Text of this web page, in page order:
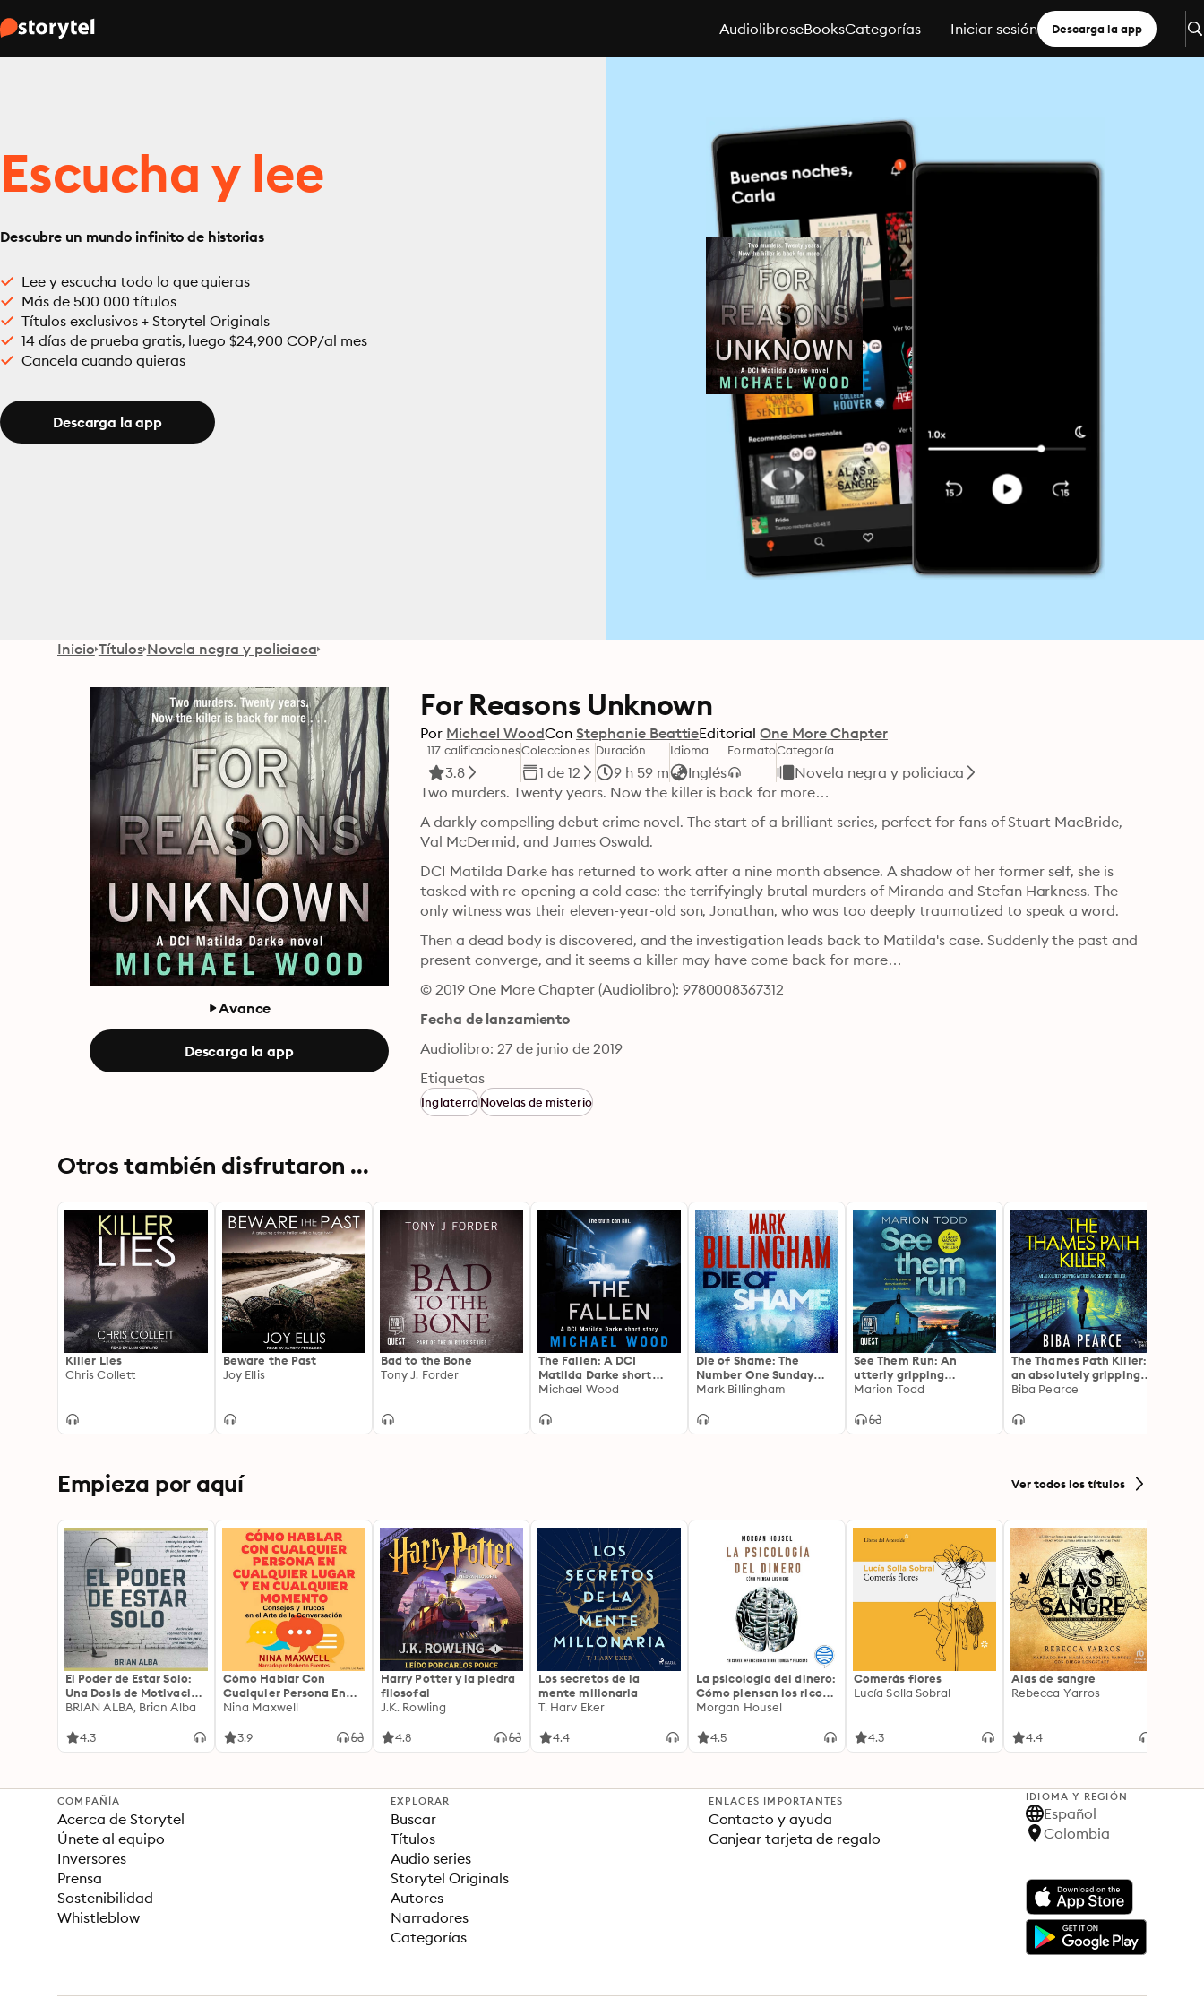
AudiolibroseBooksCategorías Iniciar sesión Descarga la app
Escucha y lee
Descubre un mundo infinito de historias
Lee y escucha todo lo que quieras
Más de 500 000 títulos
Títulos exclusivos + Storytel Originals
14 días de prueba gratis, luego $24,900 COP/al mes
Cancela cuando quieras
Descarga la app
Inicio Títulos Novela negra y policiaca
Avance
Descarga la app
For Reasons Unknown
Por Michael WoodCon Stephanie BeattieEditorial One More Chapter
117 calificaciones
3.8
Colecciones
1 de 12
Duración
9 h 59 m
Idioma
Inglés
FormatoCategoría
Novela negra y policiaca
Two murders. Twenty years. Now the killer is back for more…
A darkly compelling debut crime novel. The start of a brilliant series, perfect for fans of Stuart MacBride,
Val McDermid, and James Oswald.
DCI Matilda Darke has returned to work after a nine month absence. A shadow of her former self, she is
tasked with re-opening a cold case: the terrifyingly brutal murders of Miranda and Stefan Harkness. The
only witness was their eleven-year-old son, Jonathan, who was too deeply traumatized to speak a word.
Then a dead body is discovered, and the investigation leads back to Matilda's case. Suddenly the past and
present converge, and it seems a killer may have come back for more…
© 2019 One More Chapter (Audiolibro): 9780008367312
Fecha de lanzamiento
Audiolibro: 27 de junio de 2019
Etiquetas
InglaterraNovelas de misterio
Otros también disfrutaron ...
Killer Lies
Chris Collett
Beware the Past
Joy Ellis
Bad to the Bone
Tony J. Forder
The Fallen: A DCI
Matilda Darke short
story
Michael Wood
Die of Shame: The
Number One Sunday
Times bestseller
Mark Billingham
See Them Run: An
utterly gripping
detective thriller set in
Marion Todd
The Thames Path Killer:
an absolutely gripping
mystery and suspense
Biba Pearce
Empieza por aquí Ver todos los títulos
El Poder de Estar Solo:
Una Dosis de Motivación
Acompañada de Ideas
una Vida Mejor
BRIAN ALBA, Brian Alba
4.3
Cómo Hablar Con
Cualquier Persona En
Cualquier Lugar Y En
Nina Maxwell
3.9
Harry Potter y la piedra
filosofal
J.K. Rowling
4.8
Los secretos de la
mente millonaria
T. Harv Eker
4.4
La psicología del dinero:
Cómo piensan los ricos:
18 claves imperecederas
Morgan Housel
4.5
Comerás flores
Lucía Solla Sobral
4.3
Alas de sangre
Rebecca Yarros
4.4
COMPAÑÍA
Acerca de Storytel
Únete al equipo
Inversores
Prensa
Sostenibilidad
Whistleblow
EXPLORAR
Buscar
Títulos
Audio series
Storytel Originals
Autores
Narradores
Categorías
ENLACES IMPORTANTES
Contacto y ayuda
Canjear tarjeta de regalo
IDIOMA Y REGIÓN
Español
Colombia